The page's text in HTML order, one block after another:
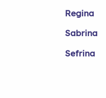
Regina
Sabrina
Sefrina